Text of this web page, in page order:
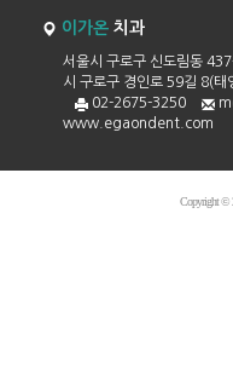
이가온 치과
서울시 구로구 신도림동
시 구로구 경인로 59길 8(태
02-2675-3250
www.egaondent.com
Copyright ©